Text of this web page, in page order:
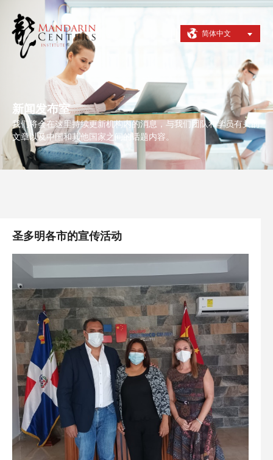
简体中文
新闻发布室
我们将会在这里持续更新机构内的消息，与我们团队和学员有关的
文章以及中国和其他国家之间的话题内容。
圣多明各市的宣传活动